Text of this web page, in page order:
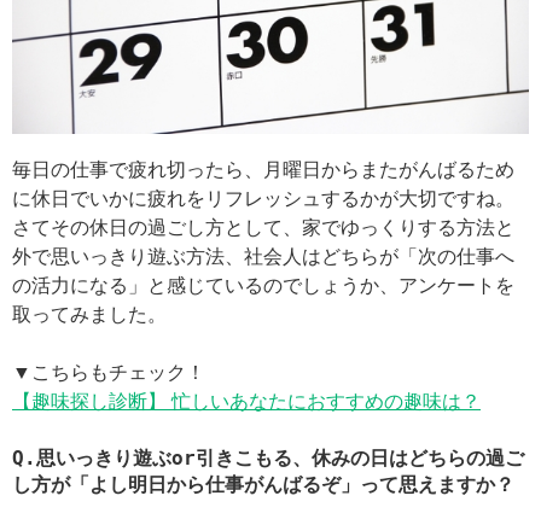
毎日の仕事で疲れ切ったら、月曜日からまたがんばるため
に休日でいかに疲れをリフレッシュするかが大切ですね。
さてその休日の過ごし方として、家でゆっくりする方法と
外で思いっきり遊ぶ方法、社会人はどちらが「次の仕事へ
の活力になる」と感じているのでしょうか、アンケートを
取ってみました。
▼こちらもチェック！
【趣味探し診断】 忙しいあなたにおすすめの趣味は？
Q.思いっきり遊ぶor引きこもる、休みの日はどちらの過ご
し方が「よし明日から仕事がんばるぞ」って思えますか？